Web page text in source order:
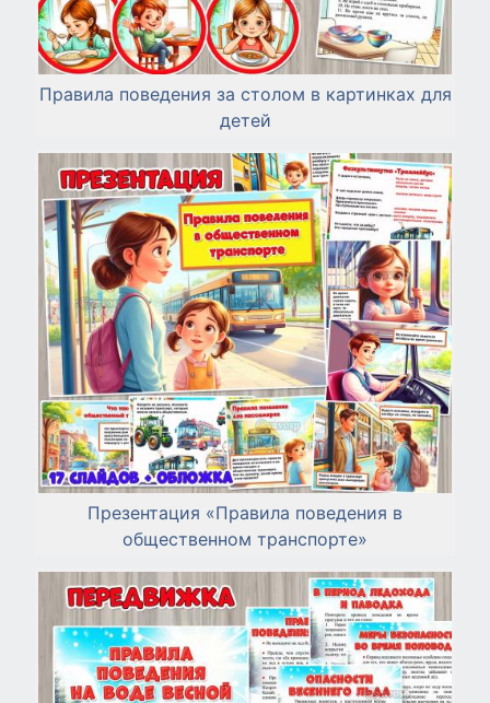
Правила поведения за столом в картинках для
детей
Презентация «Правила поведения в
общественном транспорте»